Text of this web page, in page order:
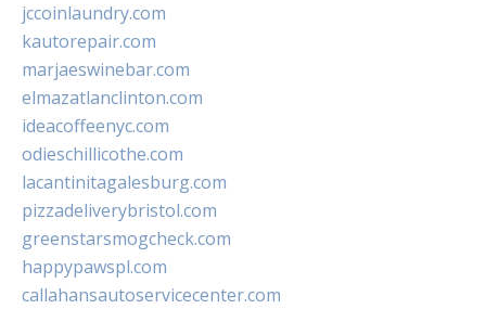
jccoinlaundry.com
kautorepair.com
marjaeswinebar.com
elmazatlanclinton.com
ideacoffeenyc.com
odieschillicothe.com
lacantinitagalesburg.com
pizzadeliverybristol.com
greenstarsmogcheck.com
happypawspl.com
callahansautoservicecenter.com